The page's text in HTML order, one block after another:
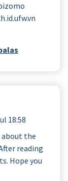
18:58
about the
reading
Hope you